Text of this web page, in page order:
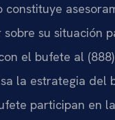
constituye
sobre su situación
el bufete al
la estrategia del
participan en